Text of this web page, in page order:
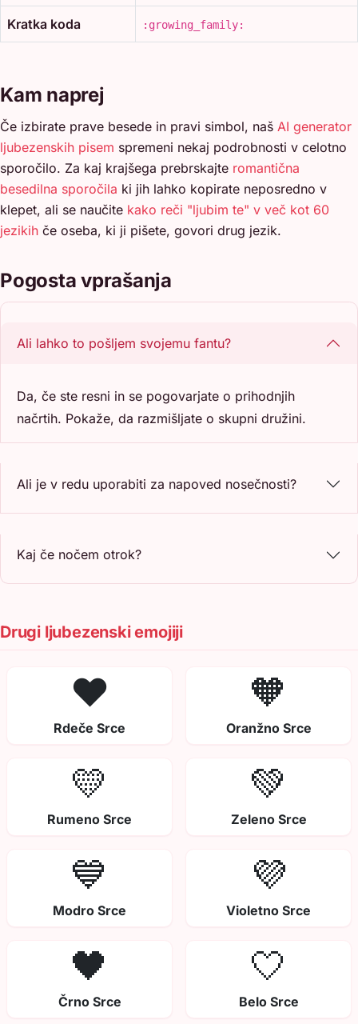
Kratka koda :growing_family:
Kam naprej
Če izbirate prave besede in pravi simbol, naš AI generator
ljubezenskih pisem spremeni nekaj podrobnosti v celotno
sporočilo. Za kaj krajšega prebrskajte romantična
besedilna sporočila ki jih lahko kopirate neposredno v
klepet, ali se naučite kako reči "ljubim te" v več kot 60
jezikih če oseba, ki ji pišete, govori drug jezik.
Pogosta vprašanja
Ali lahko to pošljem svojemu fantu?
Da, če ste resni in se pogovarjate o prihodnjih
načrtih. Pokaže, da razmišljate o skupni družini.
Ali je v redu uporabiti za napoved nosečnosti?
Kaj če nočem otrok?
Drugi ljubezenski emojiji
❤️
Rdeče Srce
🧡
Oranžno Srce
💛
Rumeno Srce
💚
Zeleno Srce
💙
Modro Srce
💜
Violetno Srce
🖤
Črno Srce
🤍
Belo Srce